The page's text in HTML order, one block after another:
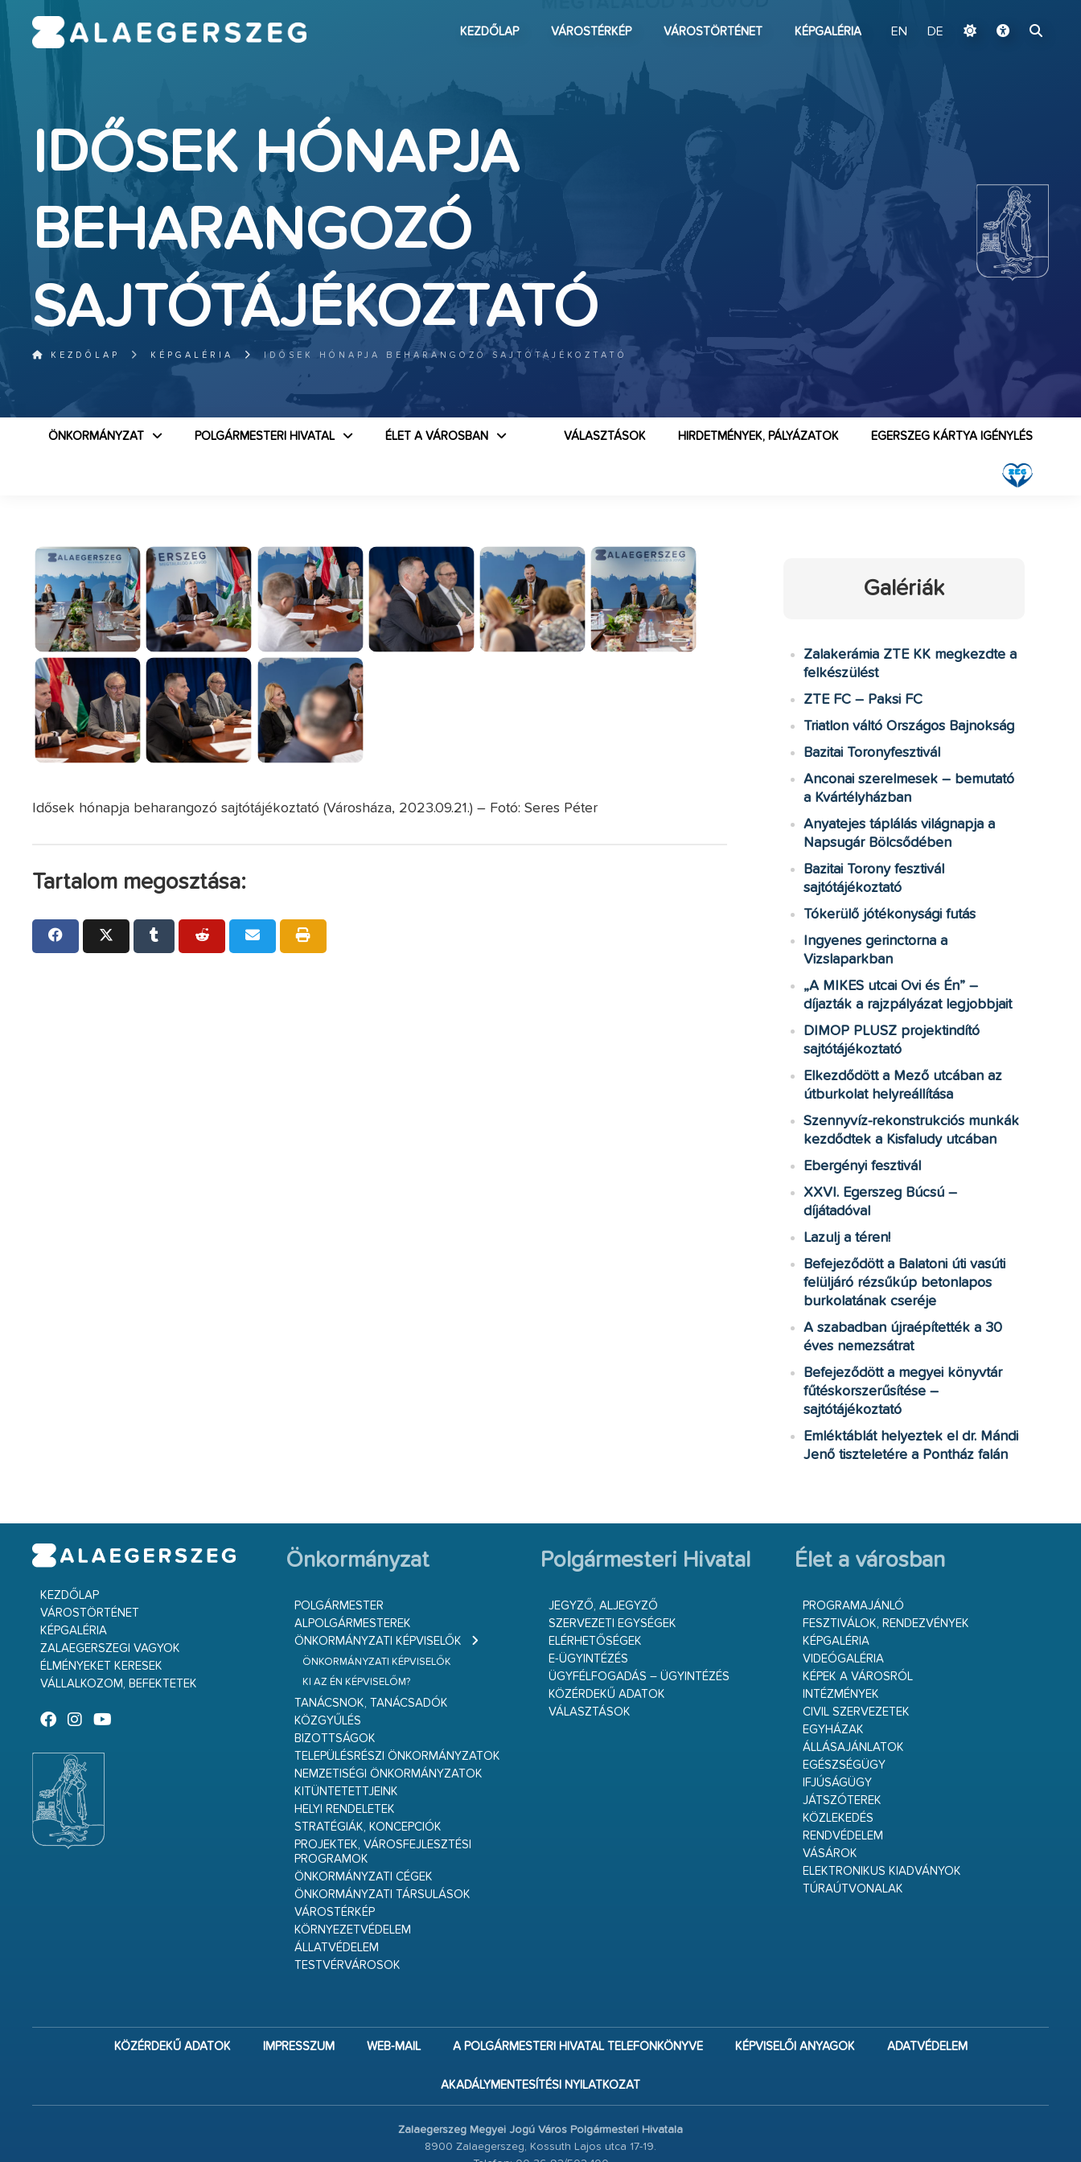
KEZDŐLAP VÁROSTÉRKÉP VÁROSTÖRTÉNET KÉPGALÉRIA EN DE
IDŐSEK HÓNAPJA
BEHARANGOZÓ
SAJTÓTÁJÉKOZTATÓ
KEZDŐLAP KÉPGALÉRIA IDŐSEK HÓNAPJA BEHARANGOZÓ SAJTÓTÁJÉKOZTATÓ
ÖNKORMÁNYZAT POLGÁRMESTERI HIVATAL ÉLET A VÁROSBAN EGERSZEG KÁRTYA IGÉNYLÉS
HIRDETMÉNYEK, PÁLYÁZATOK
VÁLASZTÁSOK
Idősek hónapja beharangozó sajtótájékoztató (Városháza, 2023.09.21.) – Fotó: Seres Péter
Tartalom megosztása:
Galériák
Zalakerámia ZTE KK megkezdte a
felkészülést
ZTE FC – Paksi FC
Triatlon váltó Országos Bajnokság
Bazitai Toronyfesztivál
Anconai szerelmesek – bemutató
a Kvártélyházban
Anyatejes táplálás világnapja a
Napsugár Bölcsődében
Bazitai Torony fesztivál
sajtótájékoztató
Tókerülő jótékonysági futás
Ingyenes gerinctorna a
Vizslaparkban
„A MIKES utcai Ovi és Én” –
díjazták a rajzpályázat legjobbjait
DIMOP PLUSZ projektindító
sajtótájékoztató
Elkezdődött a Mező utcában az
útburkolat helyreállítása
Szennyvíz-rekonstrukciós munkák
kezdődtek a Kisfaludy utcában
Ebergényi fesztivál
XXVI. Egerszeg Búcsú –
díjátadóval
Lazulj a téren!
Befejeződött a Balatoni úti vasúti
felüljáró rézsűkúp betonlapos
burkolatának cseréje
A szabadban újraépítették a 30
éves nemezsátrat
Befejeződött a megyei könyvtár
fűtéskorszerűsítése –
sajtótájékoztató
Emléktáblát helyeztek el dr. Mándi
Jenő tiszteletére a Pontház falán
KEZDŐLAP
VÁROSTÖRTÉNET
KÉPGALÉRIA
ZALAEGERSZEGI VAGYOK
ÉLMÉNYEKET KERESEK
VÁLLALKOZOM, BEFEKTETEK
Önkormányzat
POLGÁRMESTER
ALPOLGÁRMESTEREK
ÖNKORMÁNYZATI KÉPVISELŐK
ÖNKORMÁNYZATI KÉPVISELŐK
KI AZ ÉN KÉPVISELŐM?
TANÁCSNOK, TANÁCSADÓK
KÖZGYŰLÉS
BIZOTTSÁGOK
TELEPÜLÉSRÉSZI ÖNKORMÁNYZATOK
NEMZETISÉGI ÖNKORMÁNYZATOK
KITÜNTETETTJEINK
HELYI RENDELETEK
STRATÉGIÁK, KONCEPCIÓK
PROJEKTEK, VÁROSFEJLESZTÉSI
PROGRAMOK
ÖNKORMÁNYZATI CÉGEK
ÖNKORMÁNYZATI TÁRSULÁSOK
VÁROSTÉRKÉP
KÖRNYEZETVÉDELEM
ÁLLATVÉDELEM
TESTVÉRVÁROSOK
Polgármesteri Hivatal
JEGYZŐ, ALJEGYZŐ
SZERVEZETI EGYSÉGEK
ELÉRHETŐSÉGEK
E-ÜGYINTÉZÉS
ÜGYFÉLFOGADÁS – ÜGYINTÉZÉS
KÖZÉRDEKŰ ADATOK
VÁLASZTÁSOK
Élet a városban
PROGRAMAJÁNLÓ
FESZTIVÁLOK, RENDEZVÉNYEK
KÉPGALÉRIA
VIDEÓGALÉRIA
KÉPEK A VÁROSRÓL
INTÉZMÉNYEK
CIVIL SZERVEZETEK
EGYHÁZAK
ÁLLÁSAJÁNLATOK
EGÉSZSÉGÜGY
IFJÚSÁGÜGY
JÁTSZÓTEREK
KÖZLEKEDÉS
RENDVÉDELEM
VÁSÁROK
ELEKTRONIKUS KIADVÁNYOK
TÚRAÚTVONALAK
KÖZÉRDEKŰ ADATOK IMPRESSZUM WEB-MAIL A POLGÁRMESTERI HIVATAL TELEFONKÖNYVE KÉPVISELŐI ANYAGOK ADATVÉDELEM
AKADÁLYMENTESÍTÉSI NYILATKOZAT
Zalaegerszeg Megyei Jogú Város Polgármesteri Hivatala
8900 Zalaegerszeg, Kossuth Lajos utca 17-19.